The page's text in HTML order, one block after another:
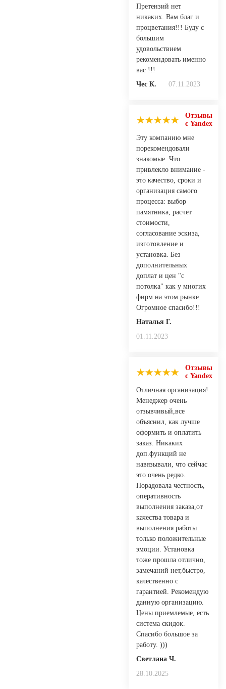
Претензий нет
никаких. Вам благ и
процветания!!! Буду с
большим
удовольствием
рекомендовать именно
вас !!!
Чес К.
07.11.2023
Отзывы
с Yandex
Эту компанию мне
порекомендовали
знакомые. Что
привлекло внимание -
это качество, сроки и
организация самого
процесса: выбор
памятника, расчет
стоимости,
согласование эскиза,
изготовление и
установка. Без
дополнительных
доплат и цен "с
потолка" как у многих
фирм на этом рынке.
Огромное спасибо!!!
Наталья Г.
01.11.2023
Отзывы
с Yandex
Отличная организация!
Менеджер очень
отзывчивый,все
объяснил, как лучше
оформить и оплатить
заказ. Никаких
доп.функций не
навязывали, что сейчас
это очень редко.
Порадовала честность,
оперативность
выполнения заказа,от
качества товара и
выполнения работы
только положительные
эмоции. Установка
тоже прошла отлично,
замечаний нет,быстро,
качественно с
гарантией. Рекомендую
данную организацию.
Цены приемлемые, есть
система скидок.
Спасибо большое за
работу. )))
Светлана Ч.
28.10.2025